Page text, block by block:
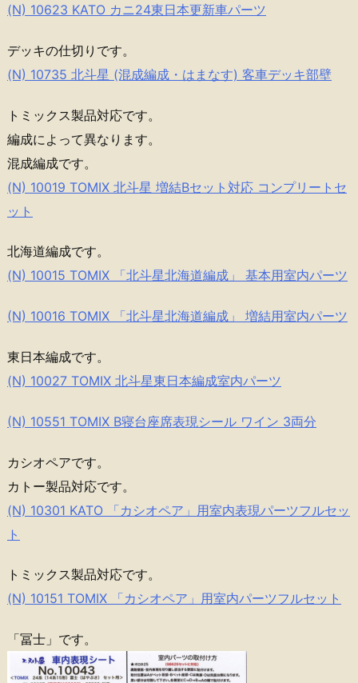
(N) 10623 KATO カニ24東日本更新車パーツ
デッキの仕切りです。
(N) 10735 北斗星 (混成編成・はまなす) 客車デッキ部壁
トミックス製品対応です。
編成によって異なります。
混成編成です。
(N) 10019 TOMIX 北斗星 増結Bセット対応 コンプリートセ
ット
北海道編成です。
(N) 10015 TOMIX 「北斗星北海道編成」 基本用室内パーツ
(N) 10016 TOMIX 「北斗星北海道編成」 増結用室内パーツ
東日本編成です。
(N) 10027 TOMIX 北斗星東日本編成室内パーツ
(N) 10551 TOMIX B寝台座席表現シール ワイン 3両分
カシオペアです。
カトー製品対応です。
(N) 10301 KATO 「カシオペア」用室内表現パーツフルセッ
ト
トミックス製品対応です。
(N) 10151 TOMIX 「カシオペア」用室内パーツフルセット
「冨士」です。